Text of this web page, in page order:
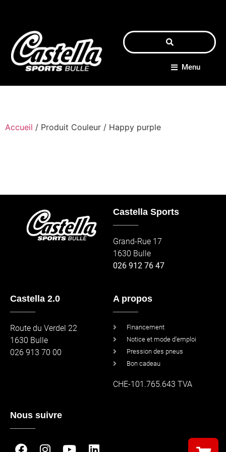
Menu
Accueil / Produit Couleur / Happy purple
Castella Sports
Grand-Rue 17
1630 Bulle
026 912 76 47
Castella 2.0
Route du Verdel 22
1630 Bulle
026 913 70 00
A propos
Financement
Notice et mode d'emploi
Pression des pneus
Bon cadeau
CHE-101.765.643 TVA
Nous suivre